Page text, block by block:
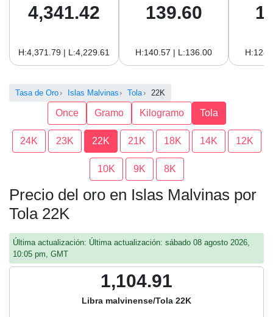
4,341.42
H:4,371.79 | L:4,229.61
139.60
H:140.57 | L:136.00
Tasa de Oro Islas Malvinas Tola 22K
Once Gramo Kilogramo Tola
24K 23K 22K 21K 18K 14K 12K
10K 9K 8K
Precio del oro en Islas Malvinas por
Tola 22K
Última actualización: Última actualización: sábado 08 agosto 2026,
10:05 pm, GMT
1,104.91
Libra malvinense/Tola 22K